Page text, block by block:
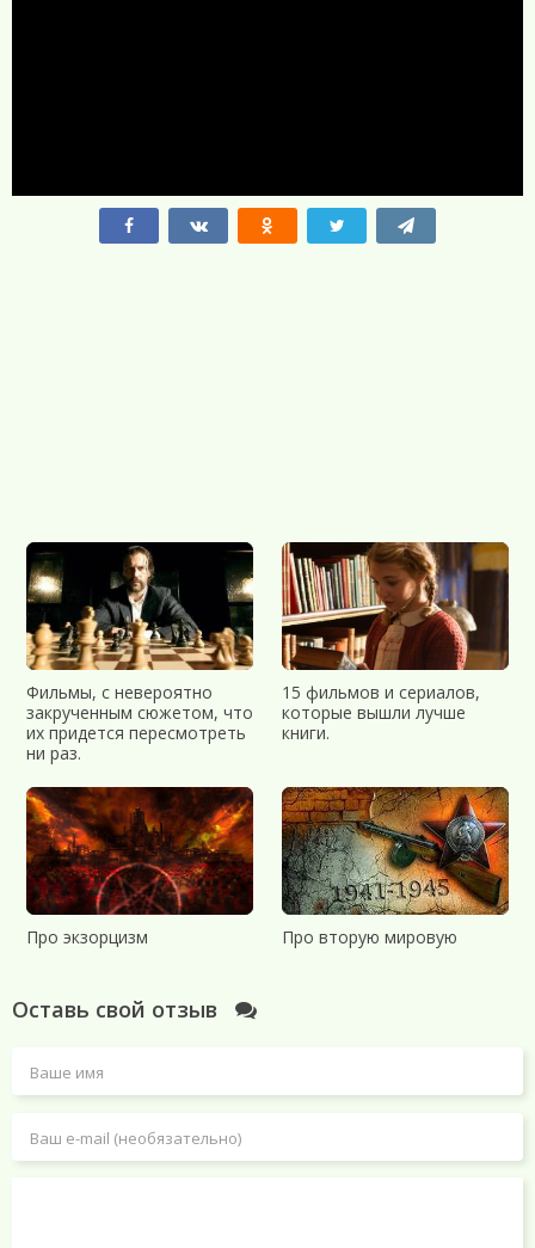
Фильмы, с невероятно
закрученным сюжетом, что
их придется пересмотреть
ни раз.
15 фильмов и сериалов,
которые вышли лучше
книги.
Про экзорцизм Про вторую мировую
Оставь свой отзыв